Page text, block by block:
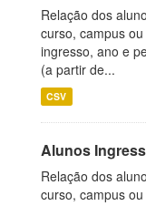
Relação dos
curso, campus
ingresso, ano e
(a partir de...
CSV
Alunos
Relação dos
curso, campus